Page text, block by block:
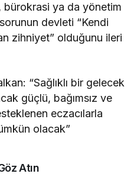
bürokrasi ya da yönetim
sorunun devleti “Kendi
zihniyet” olduğunu ileri
“Sağlıklı bir gelecek
güçlü, bağımsız ve
eczacılarla
olacak”
Atın